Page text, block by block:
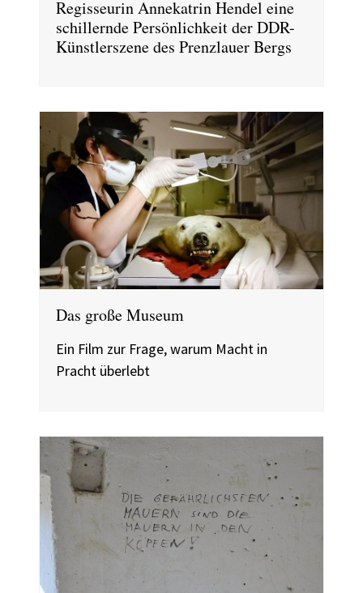
Regisseurin Annekatrin Hendel eine
schillernde Persönlichkeit der DDR-
Künstlerszene des Prenzlauer Bergs
Das große Museum
Ein Film zur Frage, warum Macht in
Pracht überlebt